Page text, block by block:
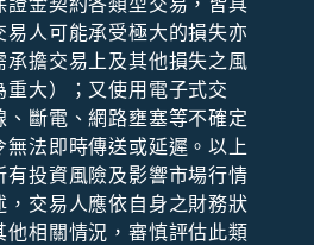
證⾦契約各類型交易，皆具
易⼈可能承受極⼤的損失亦
承擔交易上及其他損失之風
重⼤）；⼜使⽤電⼦式交
、斷電、網路壅塞等不確定
無法即時傳送或延遲。以上
有投資風險及影響市場⾏情
，交易⼈應依⾃⾝之財務狀
他相關情況，審慎評估此類